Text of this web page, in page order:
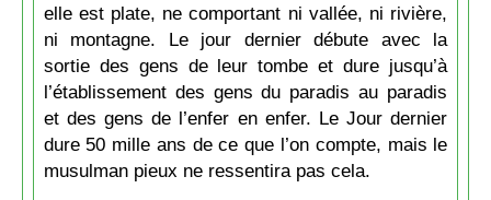
elle est plate, ne comportant ni vallée, ni rivière,
ni montagne. Le jour dernier débute avec la
sortie des gens de leur tombe et dure jusqu’à
l’établissement des gens du paradis au paradis
et des gens de l’enfer en enfer. Le Jour dernier
dure 50 mille ans de ce que l’on compte, mais le
musulman pieux ne ressentira pas cela.